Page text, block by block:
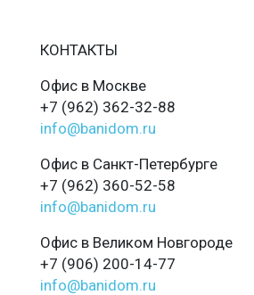
КОНТАКТЫ
Офис в Москве
+7 (962) 362-32-88
info@banidom.ru
Офис в Санкт-Петербурге
+7 (962) 360-52-58
info@banidom.ru
Офис в Великом Новгороде
+7 (906) 200-14-77
info@banidom.ru